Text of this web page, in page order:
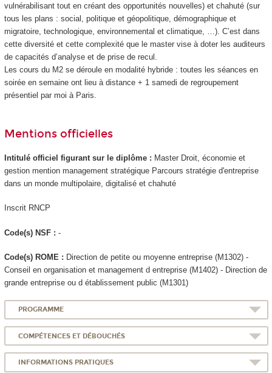
vulnérabilisant tout en créant des opportunités nouvelles) et chahuté (sur
tous les plans : social, politique et géopolitique, démographique et
migratoire, technologique, environnemental et climatique, …). C’est dans
cette diversité et cette complexité que le master vise à doter les auditeurs
de capacités d’analyse et de prise de recul.
Les cours du M2 se déroule en modalité hybride : toutes les séances en
soirée en semaine ont lieu à distance + 1 samedi de regroupement
présentiel par moi à Paris.
Mentions officielles
Intitulé officiel figurant sur le diplôme : Master Droit, économie et
gestion mention management stratégique Parcours stratégie d'entreprise
dans un monde multipolaire, digitalisé et chahuté
Inscrit RNCP
Code(s) NSF : -
Code(s) ROME : Direction de petite ou moyenne entreprise (M1302) -
Conseil en organisation et management d entreprise (M1402) - Direction de
grande entreprise ou d établissement public (M1301)
PROGRAMME
COMPÉTENCES ET DÉBOUCHÉS
INFORMATIONS PRATIQUES